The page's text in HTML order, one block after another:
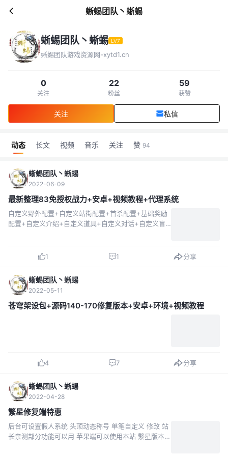
蜥蜴团队丶蜥蜴
蜥蜴团队丶蜥蜴 LV7
蜥蜴团队游戏资源网-xytd1.cn
0
关注
22
粉丝
59
获赞
关注 私信
动态 长文 视频 音乐 关注 赞 94
蜥蜴团队丶蜥蜴
2022-06-09
最新整理83免授权战力+安卓+视频教程+代理系统
自定义野外配置+自定义站街配置+首杀配置+基础奖励
配置+自定义介绍+自定义道具+自定义对话+自定义盲
1
1 分享
蜥蜴团队丶蜥蜴
2022-05-11
苍穹架设包+源码140-170修复版本+安卓+环境+视频教程
4 7 分享
蜥蜴团队丶蜥蜴
2022-04-28
繁星修复端特惠
后台可设置假人系统 头顶动态称号 单笔自定义 修改 站
长亲测部分功能可以用 苹果端可以使用本站 繁星版本里